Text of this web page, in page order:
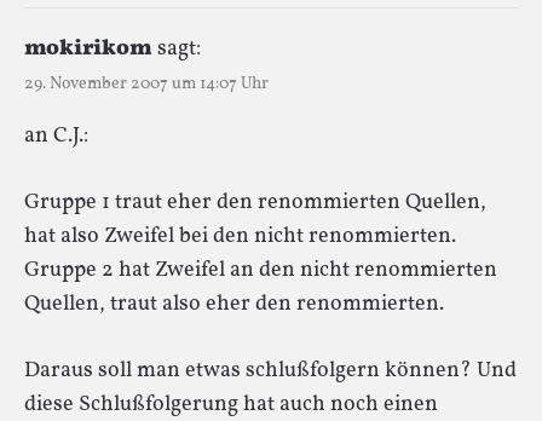
mokirikomsagt:
29. November 2007 um 14:07 Uhr
an C.J.:
Gruppe 1 traut eher den renommierten Quellen,
hat also Zweifel bei den nicht renommierten.
Gruppe 2 hat Zweifel an den nicht renommierten
Quellen, traut also eher den renommierten.
Daraus soll man etwas schlußfolgern können? Und
diese Schlußfolgerung hat auch noch einen